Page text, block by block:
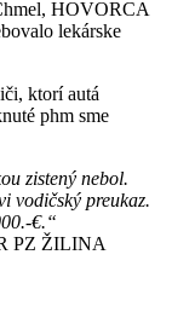
HOVORCA
lekárske
ktorí autá
phm sme
zistený nebol.
vodičský preukaz.
€.“
PZ ŽILINA